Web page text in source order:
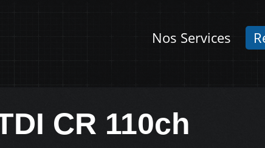
Nos Services
CR 110ch